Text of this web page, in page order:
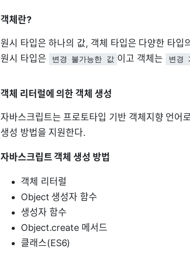
객체란?
원시 타입은 하나의 값, 객체 타입은 다양한 타
원시 타입은
변경 불가능한 값 이고 객체는 변경
객체 리터럴에 의한 객체 생성
자바스크립트는 프로토타입 기반 객체지향 언어
생성 방법을 지원한다.
자바스크립트 객체 생성 방법
객체 리터럴
Object 생성자 함수
생성자 함수
Object.create 메서드
클래스(ES6)